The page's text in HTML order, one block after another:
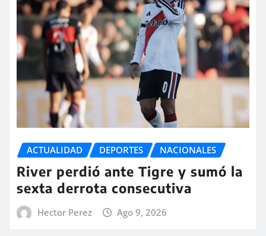
ACTUALIDAD DEPORTES NACIONALES
River perdió ante Tigre y sumó la
sexta derrota consecutiva
Hector Perez Ago 9, 2026